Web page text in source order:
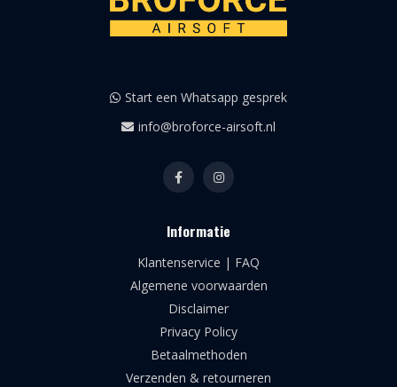
Start een Whatsapp gesprek
info@broforce-airsoft.nl
Informatie
Klantenservice | FAQ
Algemene voorwaarden
Disclaimer
Privacy Policy
Betaalmethoden
Verzenden & retourneren